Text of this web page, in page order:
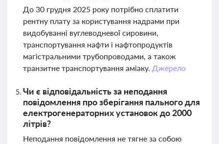
До 30 грудня 2025 року потрібно сплатити
рентну плату за користування надрами при
видобуванні вуглеводневої сировини,
транспортування нафти і нафтопродуктів
магістральними трубопроводами, а також
транзитне транспортування аміаку. Джерело
Чи є відповідальність за неподання
повідомлення про зберігання пального для
електрогенераторних установок до 2000
літрів?
Неподання повідомлення не тягне за собою